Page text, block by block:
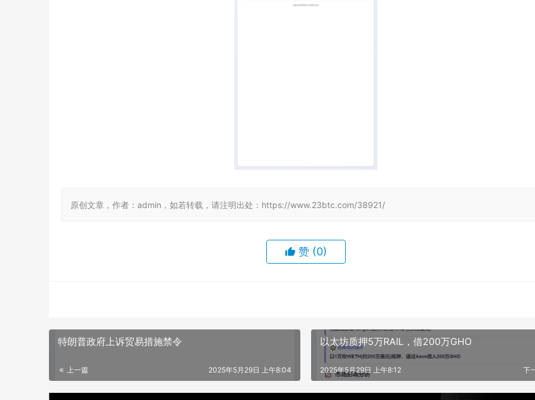
原创文章，作者：admin，如若转载，请注明出处：https://www.23btc.com/38921/
赞 (0)
特朗普政府上诉贸易措施禁令
上一篇 2025年5月29日 上午8:04
以太坊质押5万RAIL，借200万GHO
下
2025年5月29日 上午8:12